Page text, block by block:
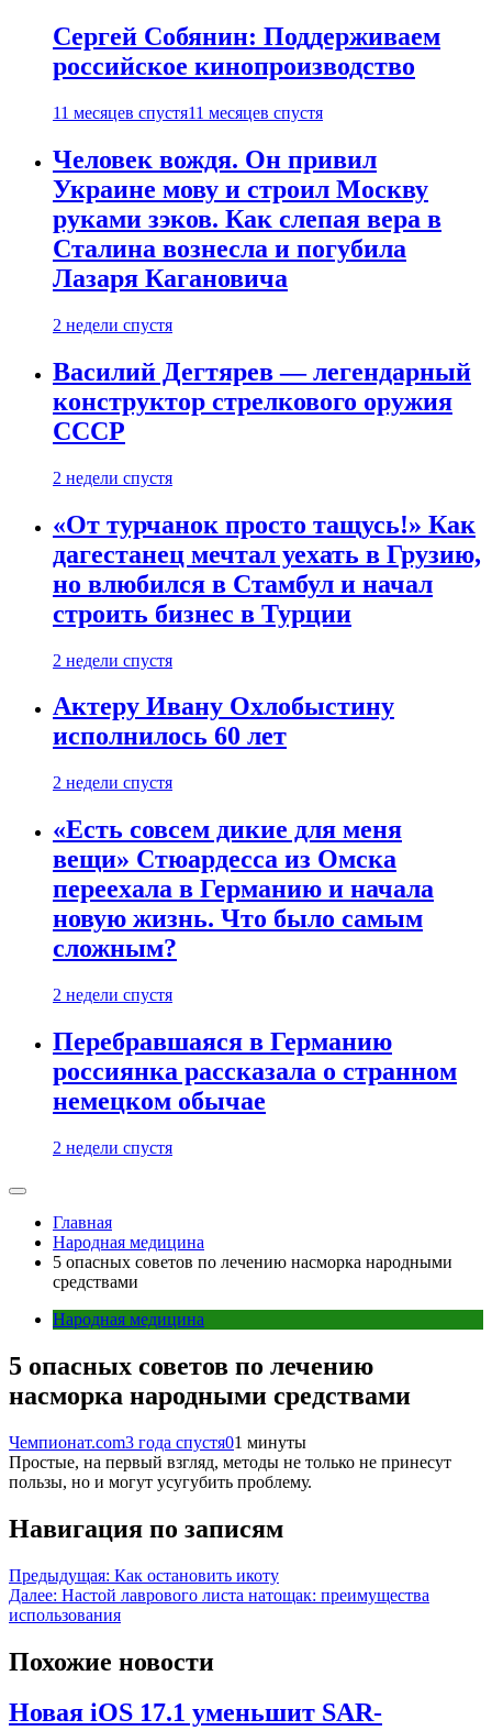
Сергей Собянин: Поддерживаем
российское кинопроизводство
11 месяцев спустя11 месяцев спустя
Человек вождя. Он привил
Украине мову и строил Москву
руками зэков. Как слепая вера в
Сталина вознесла и погубила
Лазаря Кагановича
2 недели спустя
Василий Дегтярев — легендарный
конструктор стрелкового оружия
СССР
2 недели спустя
«От турчанок просто тащусь!» Как
дагестанец мечтал уехать в Грузию,
но влюбился в Стамбул и начал
строить бизнес в Турции
2 недели спустя
Актеру Ивану Охлобыстину
исполнилось 60 лет
2 недели спустя
«Есть совсем дикие для меня
вещи» Стюардесса из Омска
переехала в Германию и начала
новую жизнь. Что было самым
сложным?
2 недели спустя
Перебравшаяся в Германию
россиянка рассказала о странном
немецком обычае
2 недели спустя
Главная
Народная медицина
5 опасных советов по лечению насморка народными
средствами
Народная медицина
5 опасных советов по лечению
насморка народными средствами
Чемпионат.com3 года спустя01 минуты
Простые, на первый взгляд, методы не только не принесут
пользы, но и могут усугубить проблему.
Навигация по записям
Предыдущая: Как остановить икоту
Далее: Настой лаврового листа натощак: преимущества
использования
Похожие новости
Новая iOS 17.1 уменьшит SAR-